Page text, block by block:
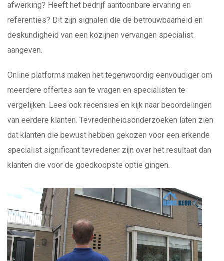
afwerking? Heeft het bedrijf aantoonbare ervaring en
referenties? Dit zijn signalen die de betrouwbaarheid en
deskundigheid van een kozijnen vervangen specialist
aangeven.
Online platforms maken het tegenwoordig eenvoudiger om
meerdere offertes aan te vragen en specialisten te
vergelijken. Lees ook recensies en kijk naar beoordelingen
van eerdere klanten. Tevredenheidsonderzoeken laten zien
dat klanten die bewust hebben gekozen voor een erkende
specialist significant tevredener zijn over het resultaat dan
klanten die voor de goedkoopste optie gingen.